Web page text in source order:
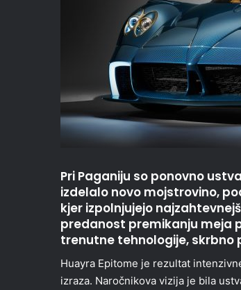
Pri Paganiju so ponovno
izdelalo novo mojstrovino,
kjer izpolnjujejo
predanost premikanju meja
trenutne tehnologije, skrbno
Huayra Epitome je rezultat
izraza. Naročnikova vizija je bila